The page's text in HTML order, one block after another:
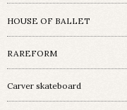
HOUSE OF BALLET
RAREFORM
Carver skateboard